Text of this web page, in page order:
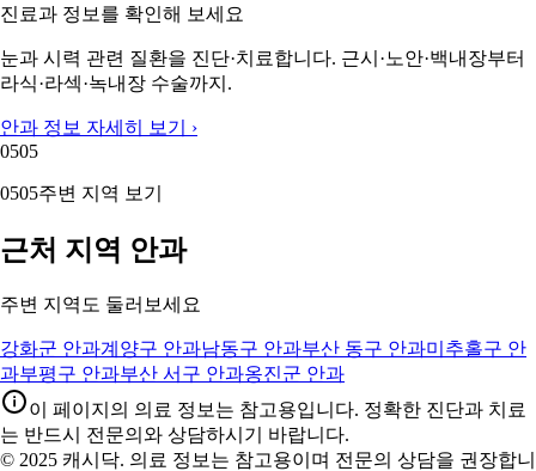
진료과 정보를 확인해 보세요
눈과 시력 관련 질환을 진단·치료합니다. 근시·노안·백내장부터
라식·라섹·녹내장 수술까지.
안과 정보 자세히 보기 ›
0505
0505주변 지역 보기
근처 지역 안과
주변 지역도 둘러보세요
강화군 안과계양구 안과남동구 안과부산 동구 안과미추홀구 안
과부평구 안과부산 서구 안과옹진군 안과
이 페이지의 의료 정보는 참고용입니다. 정확한 진단과 치료
는 반드시 전문의와 상담하시기 바랍니다.
© 2025 캐시닥. 의료 정보는 참고용이며 전문의 상담을 권장합니